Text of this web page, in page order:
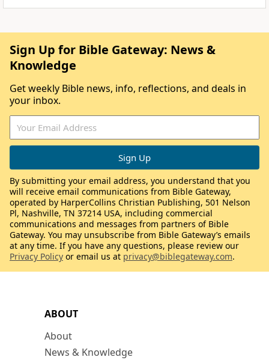
ABOUT
About
News & Knowledge
Sign Up for Bible Gateway: News &
Knowledge
Get weekly Bible news, info, reflections, and deals in
your inbox.
By submitting your email address, you understand that you
will receive email communications from Bible Gateway,
operated by HarperCollins Christian Publishing, 501 Nelson
Pl, Nashville, TN 37214 USA, including commercial
communications and messages from partners of Bible
Gateway. You may unsubscribe from Bible Gateway’s emails
at any time. If you have any questions, please review our
Privacy Policy or email us at privacy@biblegateway.com.